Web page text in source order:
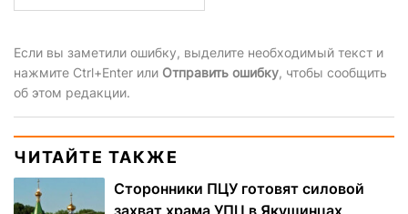
Если вы заметили ошибку, выделите необходимый текст и
нажмите Ctrl+Enter или Отправить ошибку, чтобы сообщить
об этом редакции.
ЧИТАЙТЕ ТАКЖЕ
Сторонники ПЦУ готовят силовой